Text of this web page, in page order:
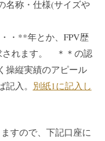
名称・仕様(サイズや
・**年とか、FPV歴
されます。 ＊＊の認
操縦実績のアピール
入。 別紙1に記入し
すので、下記口座に